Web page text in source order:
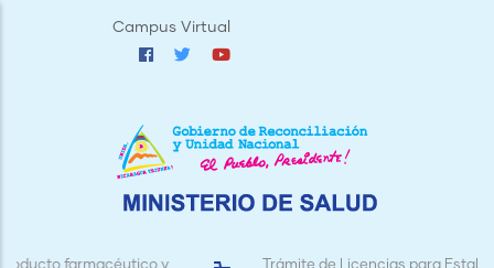
Campus Virtual